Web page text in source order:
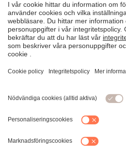
reklamation och returer.
Skapad 7 november 2024 (7.84 mb)
Presentation – Varor med digitala
Skapad 7 november 2024 (1.73 mb)